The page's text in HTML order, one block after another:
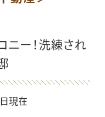
ニー！洗練され
現在